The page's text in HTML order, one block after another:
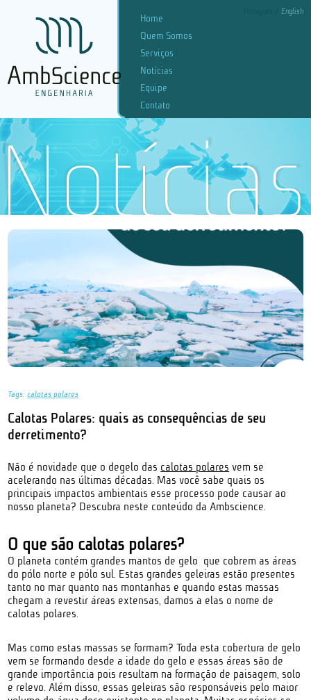
English
Home
Quem Somos
Serviços
Notícias
Equipe
Contato
Tags:calotas polares
Calotas Polares: quais as consequências de seu
derretimento?
Não é novidade que o degelo das calotas polares vem se
acelerando nas últimas décadas. Mas você sabe quais os
principais impactos ambientais esse processo pode causar ao
nosso planeta? Descubra neste conteúdo da Ambscience.
O que são calotas polares?
O planeta contém grandes mantos de gelo que cobrem as áreas
do pólo norte e pólo sul. Estas grandes geleiras estão presentes
tanto no mar quanto nas montanhas e quando estas massas
chegam a revestir áreas extensas, damos a elas o nome de
calotas polares.
Mas como estas massas se formam? Toda esta cobertura de gelo
vem se formando desde a idade do gelo e essas áreas são de
grande importância pois resultam na formação de paisagem, solo
e relevo. Além disso, essas geleiras são responsáveis pelo maior